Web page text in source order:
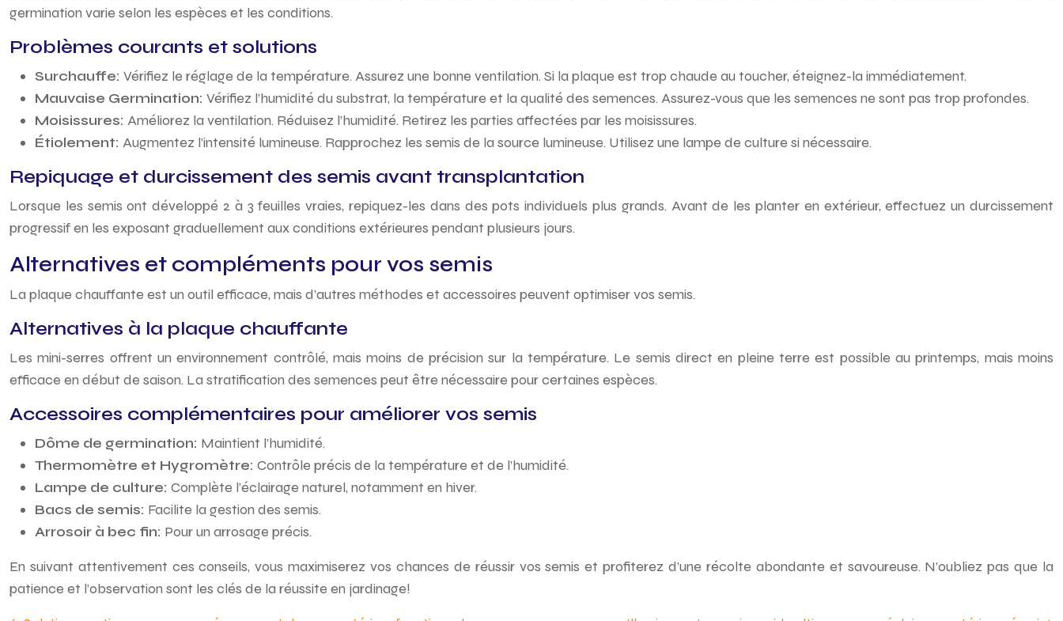
germination varie selon les espèces et les conditions.
Problèmes courants et solutions
Surchauffe: Vérifiez le réglage de la température. Assurez une bonne ventilation. Si la plaque est trop chaude au toucher, éteignez-la immédiatement.
Mauvaise Germination: Vérifiez l’humidité du substrat, la température et la qualité des semences. Assurez-vous que les semences ne sont pas trop profondes.
Moisissures: Améliorez la ventilation. Réduisez l’humidité. Retirez les parties affectées par les moisissures.
Étiolement: Augmentez l’intensité lumineuse. Rapprochez les semis de la source lumineuse. Utilisez une lampe de culture si nécessaire.
Repiquage et durcissement des semis avant transplantation
Lorsque les semis ont développé 2 à 3 feuilles vraies, repiquez-les dans des pots individuels plus grands. Avant de les planter en extérieur, effectuez un durcissement
progressif en les exposant graduellement aux conditions extérieures pendant plusieurs jours.
Alternatives et compléments pour vos semis
La plaque chauffante est un outil efficace, mais d’autres méthodes et accessoires peuvent optimiser vos semis.
Alternatives à la plaque chauffante
Les mini-serres offrent un environnement contrôlé, mais moins de précision sur la température. Le semis direct en pleine terre est possible au printemps, mais moins
efficace en début de saison. La stratification des semences peut être nécessaire pour certaines espèces.
Accessoires complémentaires pour améliorer vos semis
Dôme de germination: Maintient l’humidité.
Thermomètre et Hygromètre: Contrôle précis de la température et de l’humidité.
Lampe de culture: Complète l’éclairage naturel, notamment en hiver.
Bacs de semis: Facilite la gestion des semis.
Arrosoir à bec fin: Pour un arrosage précis.
En suivant attentivement ces conseils, vous maximiserez vos chances de réussir vos semis et profiterez d’une récolte abondante et savoureuse. N’oubliez pas que la
patience et l’observation sont les clés de la réussite en jardinage!